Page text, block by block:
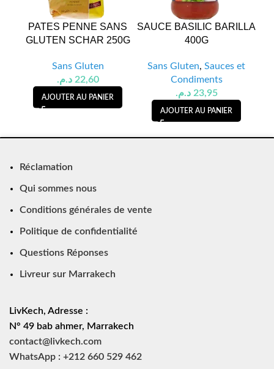
PATES PENNE SANS
GLUTEN SCHAR 250G
Sans Gluten
22,60 د.م.
AJOUTER AU PANIER
SAUCE BASILIC BARILLA
400G
Sans Gluten, Sauces et
Condiments
23,95 د.م.
AJOUTER AU PANIER
Réclamation
Qui sommes nous
Conditions générales de vente
Politique de confidentialité
Questions Réponses
Livreur sur Marrakech
LivKech, Adresse :
N° 49 bab ahmer, Marrakech
contact@livkech.com
WhatsApp : +212 660 529 462